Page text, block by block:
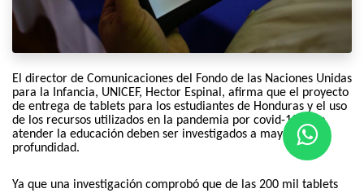
El director de Comunicaciones del Fondo de las Naciones Unidas
para la Infancia, UNICEF, Hector Espinal, afirma que el proyecto
de entrega de tablets para los estudiantes de Honduras y el uso
de los recursos utilizados en la pandemia por covid-19 para
atender la educación deben ser investigados a mayor
profundidad.
Ya que una investigación comprobó que de las 200 mil tablets